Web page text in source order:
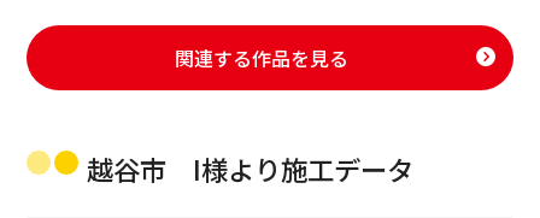
関連する作品を見る
越谷市 I様より施工データ